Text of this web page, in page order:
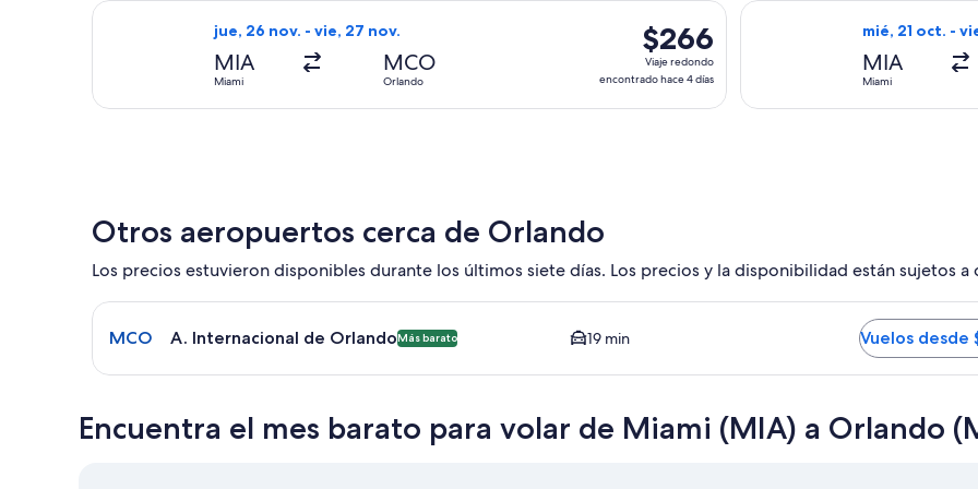
12
horas
jue, 26 nov. - vie, 27 nov.
MIA
Miami
MCO
Orlando
$266
Viaje
redondo,
encontrado
$266
Viaje redondo
encontrado hace 4 días
Seleccionar vuelo de Delta, con salida el jue, 26 nov. desde Miami hacia Orlando, con regreso el
mié, 21 oct. -
MIA
Miami
Seleccionar
Otros aeropuertos cerca de Orlando
Los precios estuvieron disponibles durante los últimos siete días. Los precios y la disponibilidad están sujetos a
Seleccionar vuelo a A. Internacional de Orlando MCO. Opción más barata disponible. El tiempo promedio del
MCO A. Internacional de OrlandoMás barato 19 min Vuelos desde
Encuentra el mes barato para volar de Miami (MIA) a Orlando